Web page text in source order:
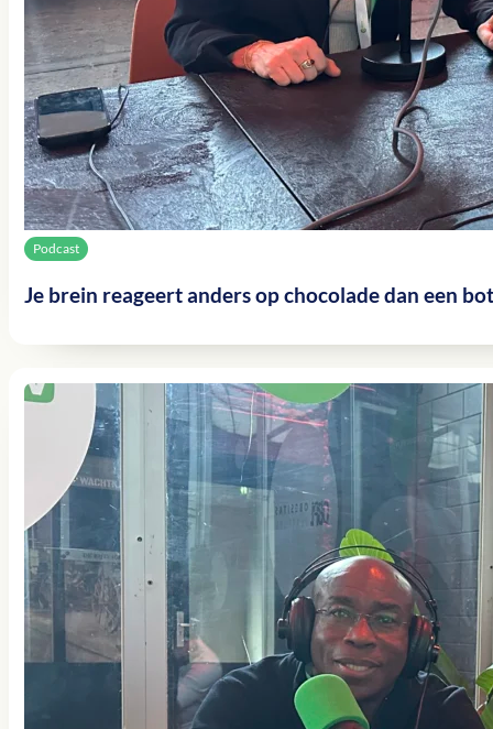
Podcast
Je brein reageert anders op chocolade dan een